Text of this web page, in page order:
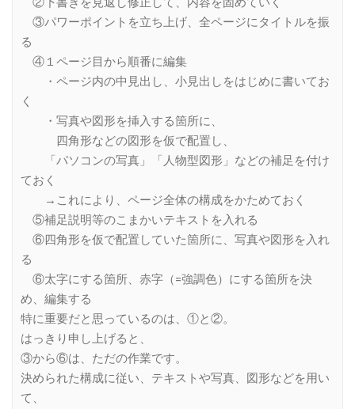
③パワーポイントを立ち上げ、全ページにタイトルを振
る
④１ページ目から順番に編集
・ページ内の中見出し、小見出しをはじめに書いてお
く
・写真や図形を挿入する箇所に、
四角形などの図形を仮で配置し、
「パソコンの写真」「人物型図形」などの補足を付け
ておく
→これにより、ページ全体の構成をかためておく
⑤補足説明等のこまかいテキストを入れる
⑥四角形を仮で配置していた箇所に、写真や図形を入れ
る
⑥太字にする箇所、赤字（=強調色）にする箇所を決
め、編集する
特に重要だと思っているのは、①と②。
はっきり申し上げると、
③から⑥は、ただの作業です。
決められた構成に従い、テキストや写真、図形などを用い
て、